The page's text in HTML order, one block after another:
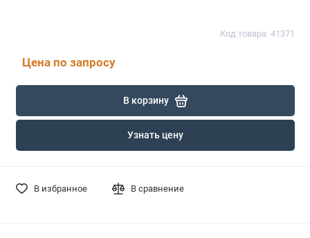
Код товара: 41371
Цена по запросу
В корзину
Узнать цену
В избранное В сравнение